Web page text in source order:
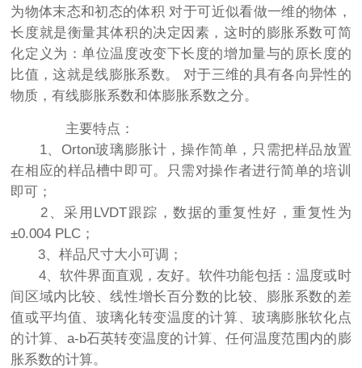
为物体末态和初态的体积 对于可近似看做一维的物体，
长度就是衡量其体积的决定因素，这时的膨胀系数可简
化定义为：单位温度改变下长度的增加量与的原长度的
比值，这就是线膨胀系数。 对于三维的具有各向异性的
物质，有线膨胀系数和体膨胀系数之分。
主要特点：
1、Orton玻璃膨胀计，操作简单，只需把样品放置
在相应的样品槽中即可。只需对操作者进行简单的培训
即可；
2、采用LVDT跟踪，数据的重复性好，重复性为
±0.004 PLC；
3、样品尺寸大小可调；
4、软件界面直观，友好。软件功能包括：温度或时
间区域内比较、线性增长百分数的比较、膨胀系数的差
值或平均值、玻璃化转变温度的计算、玻璃膨胀软化点
的计算、a-b石英转变温度的计算、任何温度范围内的膨
胀系数的计算。